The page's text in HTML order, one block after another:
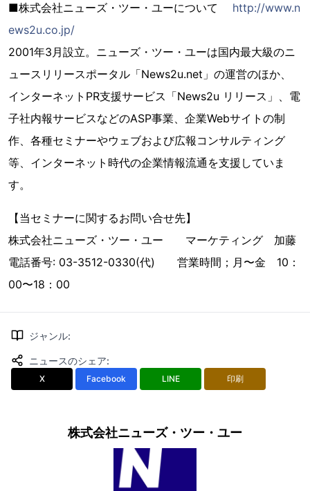
■株式会社ニューズ・ツー・ユーについて http://www.n
ews2u.co.jp/
2001年3月設立。ニューズ・ツー・ユーは国内最大級のニ
ュースリリースポータル「News2u.net」の運営のほか、
インターネットPR支援サービス「News2u リリース」、電
子社内報サービスなどのASP事業、企業Webサイトの制
作、各種セミナーやウェブおよび広報コンサルティング
等、インターネット時代の企業情報流通を支援していま
す。
【当セミナーに関するお問い合せ先】
株式会社ニューズ・ツー・ユー マーケティング 加藤
電話番号: 03-3512-0330(代) 営業時間；月〜金 10：
00〜18：00
ジャンル:
ニュースのシェア:
X Facebook LINE 印刷
株式会社ニューズ・ツー・ユー